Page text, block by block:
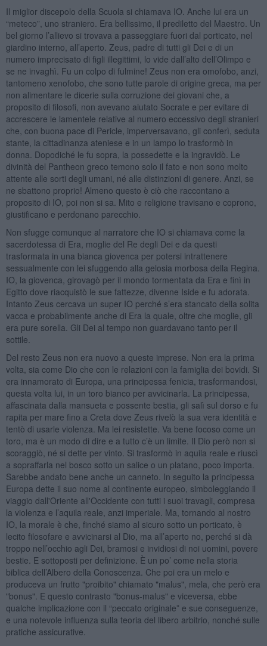
Il miglior discepolo della Scuola si chiamava IO. Anche lui era un
“meteco”, uno straniero. Era bellissimo, il prediletto del Maestro. Un
bel giorno l’allievo si trovava a passeggiare fuori dal porticato, nel
giardino interno, all’aperto. Zeus, padre di tutti gli Dei e di un
numero imprecisato di figli illegittimi, lo vide dall’alto dell’Olimpo e
se ne invaghì. Fu un colpo di fulmine! Zeus non era omofobo, anzi,
tantomeno xenofobo, che sono tutte parole di origine greca, ma per
non alimentare le dicerie sulla corruzione dei giovani che, a
proposito di filosofi, non avevano aiutato Socrate e per evitare di
accrescere le lamentele relative al numero eccessivo degli stranieri
che, con buona pace di Pericle, imperversavano, gli conferì, seduta
stante, la cittadinanza ateniese e in un lampo lo trasformò in
donna. Dopodiché le fu sopra, la possedette e la ingravidò. Le
divinità del Pantheon greco temono solo il fato e non sono molto
attente alle sorti degli umani, né alle distinzioni di genere. Anzi, se
ne sbattono proprio! Almeno questo è ciò che raccontano a
proposito di IO, poi non si sa. Mito e religione travisano e coprono,
giustificano e perdonano parecchio.
Non sfugge comunque al narratore che IO si chiamava come la
sacerdotessa di Era, moglie del Re degli Dei e da questi
trasformata in una bianca giovenca per potersi intrattenere
sessualmente con lei sfuggendo alla gelosia morbosa della Regina.
IO, la giovenca, girovagò per il mondo tormentata da Era e finì in
Egitto dove riacquistò le sue fattezze, divenne Iside e fu adorata.
Intanto Zeus cercava un super IO perché s’era stancato della solita
vacca e probabilmente anche di Era la quale, oltre che moglie, gli
era pure sorella. Gli Dei al tempo non guardavano tanto per il
sottile.
Del resto Zeus non era nuovo a queste imprese. Non era la prima
volta, sia come Dio che con le relazioni con la famiglia dei bovidi. Si
era innamorato di Europa, una principessa fenicia, trasformandosi,
questa volta lui, in un toro bianco per avvicinarla. La principessa,
affascinata dalla mansueta e possente bestia, gli salì sul dorso e fu
rapita per mare fino a Creta dove Zeus rivelò la sua vera identità e
tentò di usarle violenza. Ma lei resistette. Va bene focoso come un
toro, ma è un modo di dire e a tutto c’è un limite. Il Dio però non si
scoraggiò, né si dette per vinto. Si trasformò in aquila reale e riuscì
a sopraffarla nel bosco sotto un salice o un platano, poco importa.
Sarebbe andato bene anche un canneto. In seguito la principessa
Europa dette il suo nome al continente europeo, simboleggiando il
viaggio dall'Oriente all'Occidente con tutti i suoi travagli, compresa
la violenza e l’aquila reale, anzi imperiale. Ma, tornando al nostro
IO, la morale è che, finché siamo al sicuro sotto un porticato, è
lecito filosofare e avvicinarsi al Dio, ma all’aperto no, perché si dà
troppo nell’occhio agli Dei, bramosi e invidiosi di noi uomini, povere
bestie. E sottoposti per definizione. È un po’ come nella storia
biblica dell’Albero della Conoscenza. Che poi era un melo e
produceva un frutto "proibito" chiamato "malus", mela, che però era
"bonus". E questo contrasto "bonus-malus" e viceversa, ebbe
qualche implicazione con il “peccato originale” e sue conseguenze,
e una notevole influenza sulla teoria del libero arbitrio, nonché sulle
pratiche assicurative.